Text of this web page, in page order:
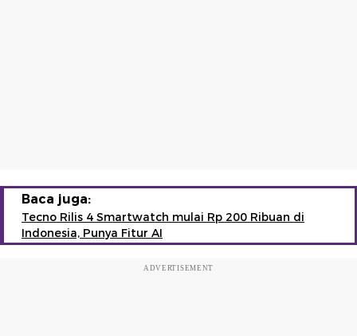
Baca juga:
Tecno Rilis 4 Smartwatch mulai Rp 200 Ribuan di
Indonesia, Punya Fitur AI
ADVERTISEMENT